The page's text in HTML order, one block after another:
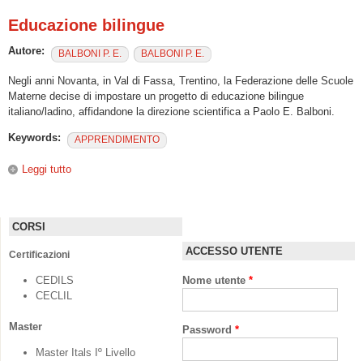
Educazione bilingue
Autore: BALBONI P. E. BALBONI P. E.
Negli anni Novanta, in Val di Fassa, Trentino, la Federazione delle Scuole
Materne decise di impostare un progetto di educazione bilingue
italiano/ladino, affidandone la direzione scientifica a Paolo E. Balboni.
Keywords: APPRENDIMENTO
Leggi tutto
CORSI
Certificazioni
CEDILS
CECLIL
Master
Master Itals Iº Livello
ACCESSO UTENTE
Nome utente *
Password *